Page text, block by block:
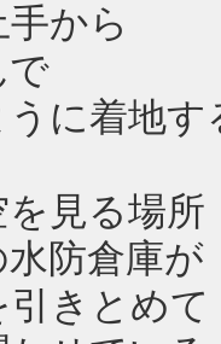
から
で
に着地す
見る場所
防倉庫が
きとめて